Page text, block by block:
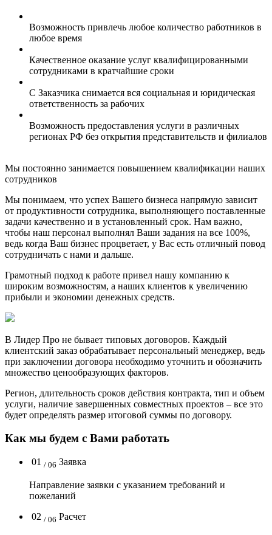
Возможность привлечь любое количество работников в
любое время
Качественное оказание услуг квалифицированными
сотрудниками в кратчайшие сроки
С Заказчика снимается вся социальная и юридическая
ответственность за рабочих
Возможность предоставления услуги в различных
регионах РФ без открытия представительств и филиалов
Мы постоянно занимается повышением квалификации наших
сотрудников
Мы понимаем, что успех Вашего бизнеса напрямую зависит
от продуктивности сотрудника, выполняющего поставленные
задачи качественно и в установленный срок. Нам важно,
чтобы наш персонал выполнял Ваши задания на все 100%,
ведь когда Ваш бизнес процветает, у Вас есть отличный повод
сотрудничать с нами и дальше.
Грамотный подход к работе привел нашу компанию к
широким возможностям, а наших клиентов к увеличению
прибыли и экономии денежных средств.
В Лидер Про не бывает типовых договоров. Каждый
клиентский заказ обрабатывает персональный менеджер, ведь
при заключении договора необходимо уточнить и обозначить
множество ценообразующих факторов.
Регион, длительность сроков действия контракта, тип и объем
услуги, наличие завершенных совместных проектов – все это
будет определять размер итоговой суммы по договору.
Как мы будем с Вами работать
01 / 06 Заявка
Направление заявки с указанием требований и
пожеланий
02 / 06 Расчет